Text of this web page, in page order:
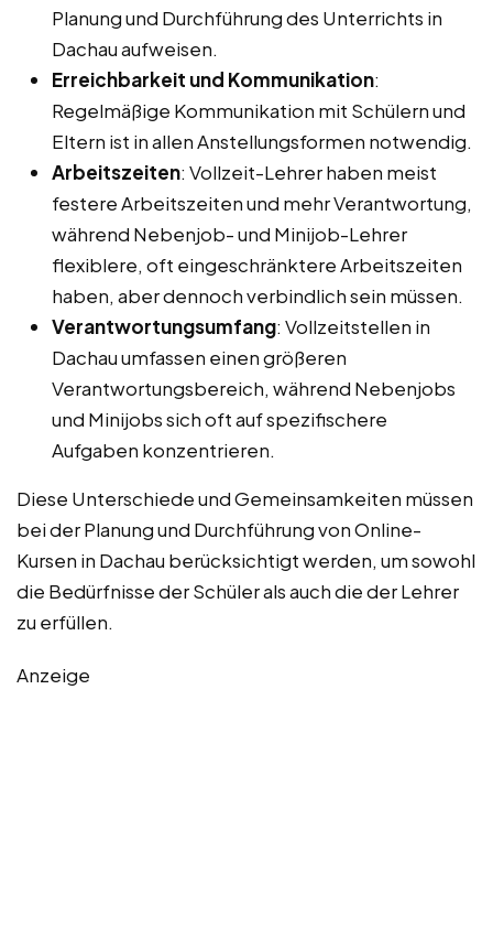
Planung und Durchführung des Unterrichts in
Dachau aufweisen.
Erreichbarkeit und Kommunikation:
Regelmäßige Kommunikation mit Schülern und
Eltern ist in allen Anstellungsformen notwendig.
Arbeitszeiten: Vollzeit-Lehrer haben meist
festere Arbeitszeiten und mehr Verantwortung,
während Nebenjob- und Minijob-Lehrer
flexiblere, oft eingeschränktere Arbeitszeiten
haben, aber dennoch verbindlich sein müssen.
Verantwortungsumfang: Vollzeitstellen in
Dachau umfassen einen größeren
Verantwortungsbereich, während Nebenjobs
und Minijobs sich oft auf spezifischere
Aufgaben konzentrieren.
Diese Unterschiede und Gemeinsamkeiten müssen
bei der Planung und Durchführung von Online-
Kursen in Dachau berücksichtigt werden, um sowohl
die Bedürfnisse der Schüler als auch die der Lehrer
zu erfüllen.
Anzeige